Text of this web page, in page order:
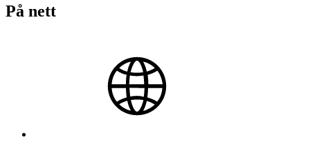
På nett